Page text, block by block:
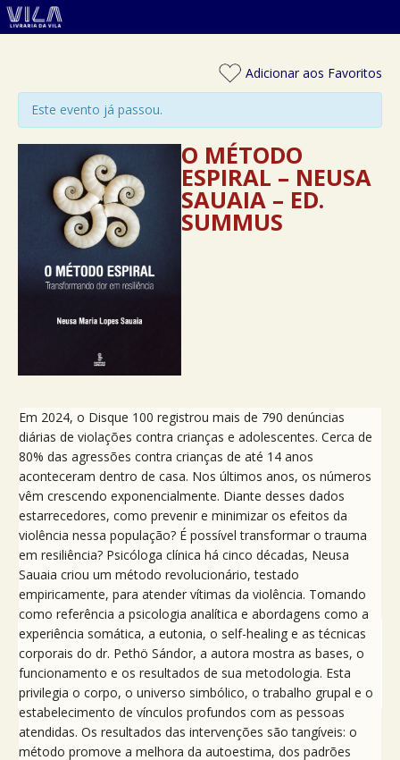
Adicionar aos Favoritos
Este evento já passou.
O MÉTODO
ESPIRAL – NEUSA
SAUAIA – ED.
SUMMUS
Em 2024, o Disque 100 registrou mais de 790 denúncias
diárias de violações contra crianças e adolescentes. Cerca de
80% das agressões contra crianças de até 14 anos
aconteceram dentro de casa. Nos últimos anos, os números
vêm crescendo exponencialmente. Diante desses dados
estarrecedores, como prevenir e minimizar os efeitos da
violência nessa população? É possível transformar o trauma
em resiliência? Psicóloga clínica há cinco décadas, Neusa
Sauaia criou um método revolucionário, testado
empiricamente, para atender vítimas da violência. Tomando
como referência a psicologia analítica e abordagens como a
experiência somática, a eutonia, o self-healing e as técnicas
corporais do dr. Pethö Sándor, a autora mostra as bases, o
funcionamento e os resultados de sua metodologia. Esta
privilegia o corpo, o universo simbólico, o trabalho grupal e o
estabelecimento de vínculos profundos com as pessoas
atendidas. Os resultados das intervenções são tangíveis: o
método promove a melhora da autoestima, dos padrões